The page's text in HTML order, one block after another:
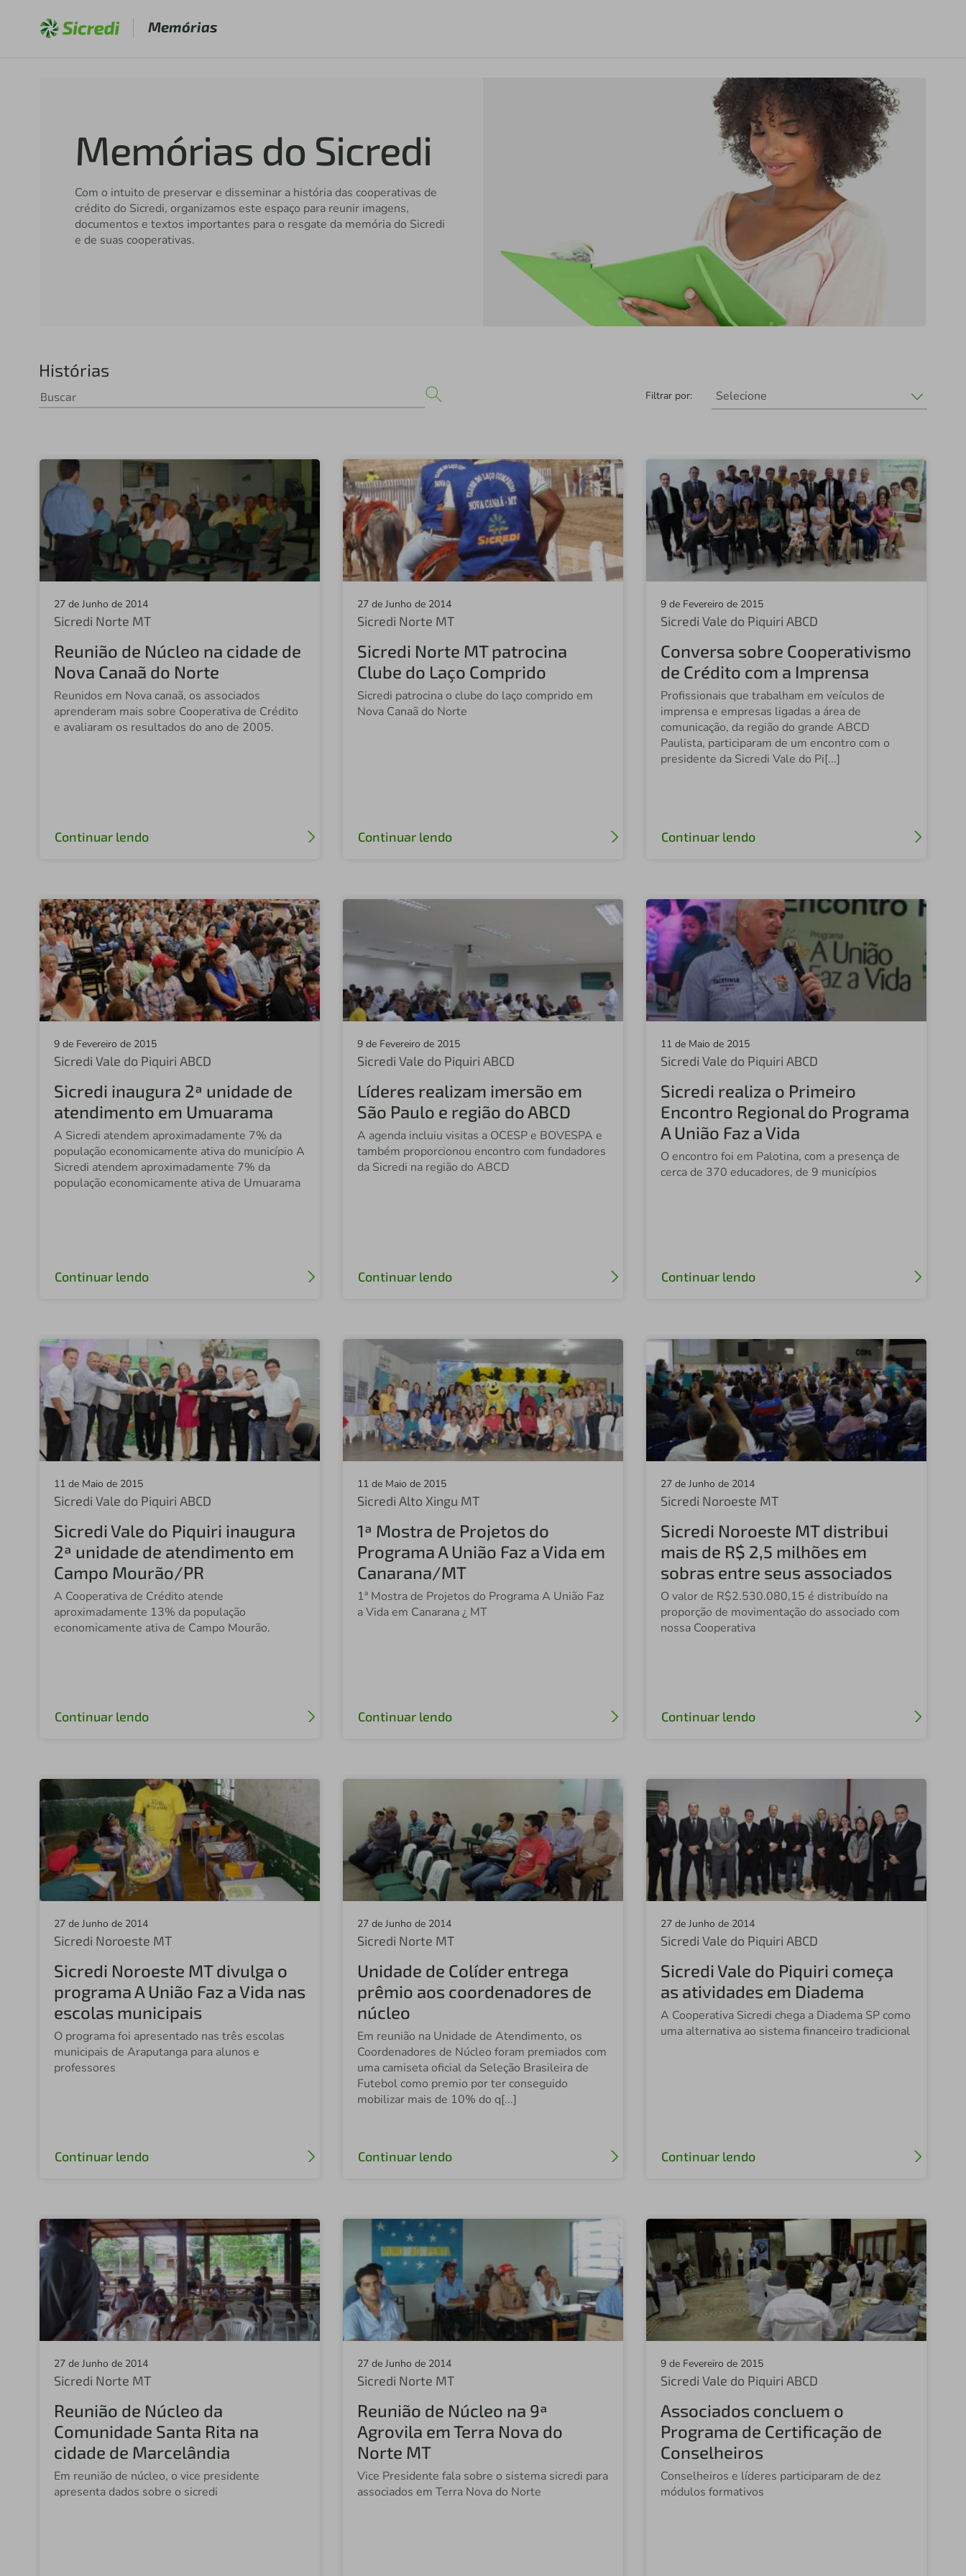
Memórias
Memórias do Sicredi
Com o intuito de preservar e disseminar a história das cooperativas de
crédito do Sicredi, organizamos este espaço para reunir imagens,
documentos e textos importantes para o resgate da memória do Sicredi
e de suas cooperativas.
Histórias
Filtrar por: Selecione
Fundação Sicredi
Sicredi
Sicredi Altos da Serra RS/SC
Central Sicredi PR
Sicredi Campos Gerais
Fundação Sicredi
Sicredi Celeiro
Sicredi Celeiro do MT
Sicredi Vale do Piquiri
Sicredi São Cristóvão PR
Sicredi Planalto Médio
Central Sicredi PR
Sicredi Vale do Rio Pardo
Sicredi Saúde Centro Paulista
Sicredi Augusto Pestana
Sicredi Ajuricaba
Sicredi Alta Noroeste
Sicredi Holambra
Sicredi Serrana
Sicredi Nova Alta Paulista
Sicredi Paranapanema
Sicredi Noroeste
Central Sicredi SP
Sicredi Jurídica
Sicredi Oeste SP
Sicredi Costa Oeste
Sicredi Santo Augusto
Sicredi Alta Noroeste SP
Sicredi Jundiaí Sudeste
Sicredi Grande São Paulo
Sicredi FETCOOP
Sicredi Nova Londrina
Sicredi Campo Grande
Sicredi Celeiro Centro Oeste
Sicredi Altos da Serra
Sicredi São Cristóvão
Sicredi Nossa Terra
Sicredi Nova Alta Paulista SP
Sicredi Altos da Serra
Central Sicredi Centro Norte
Sicredi Sudoeste MT
Central Sicredi SP
Sicredi Norte MT
Sicredi Alto Nordeste RS
Sicredi Noroeste SP
Sicredi Univales
Sicredi Centro Norte MT
Sicredi Terceiro Planalto PR
Sicredi Alto Xingu MT
Sicredi Costa Oeste PR
Sicredi Celeiro Centro Oeste MS
27 de Junho de 2014
Sicredi Norte MT
Reunião de Núcleo na cidade de
Nova Canaã do Norte
Reunidos em Nova canaã, os associados
aprenderam mais sobre Cooperativa de Crédito
e avaliaram os resultados do ano de 2005.
Continuar lendo
27 de Junho de 2014
Sicredi Norte MT
Sicredi Norte MT patrocina
Clube do Laço Comprido
Sicredi patrocina o clube do laço comprido em
Nova Canaã do Norte
Continuar lendo
9 de Fevereiro de 2015
Sicredi Vale do Piquiri ABCD
Conversa sobre Cooperativismo
de Crédito com a Imprensa
Profissionais que trabalham em veículos de
imprensa e empresas ligadas a área de
comunicação, da região do grande ABCD
Paulista, participaram de um encontro com o
presidente da Sicredi Vale do Pi[...]
Continuar lendo
9 de Fevereiro de 2015
Sicredi Vale do Piquiri ABCD
Sicredi inaugura 2ª unidade de
atendimento em Umuarama
A Sicredi atendem aproximadamente 7% da
população economicamente ativa do município A
Sicredi atendem aproximadamente 7% da
população economicamente ativa de Umuarama
Continuar lendo
9 de Fevereiro de 2015
Sicredi Vale do Piquiri ABCD
Líderes realizam imersão em
São Paulo e região do ABCD
A agenda incluiu visitas a OCESP e BOVESPA e
também proporcionou encontro com fundadores
da Sicredi na região do ABCD
Continuar lendo
11 de Maio de 2015
Sicredi Vale do Piquiri ABCD
Sicredi realiza o Primeiro
Encontro Regional do Programa
A União Faz a Vida
O encontro foi em Palotina, com a presença de
cerca de 370 educadores, de 9 municípios
Continuar lendo
11 de Maio de 2015
Sicredi Vale do Piquiri ABCD
Sicredi Vale do Piquiri inaugura
2ª unidade de atendimento em
Campo Mourão/PR
A Cooperativa de Crédito atende
aproximadamente 13% da população
economicamente ativa de Campo Mourão.
Continuar lendo
11 de Maio de 2015
Sicredi Alto Xingu MT
1ª Mostra de Projetos do
Programa A União Faz a Vida em
Canarana/MT
1ª Mostra de Projetos do Programa A União Faz
a Vida em Canarana ¿ MT
Continuar lendo
27 de Junho de 2014
Sicredi Noroeste MT
Sicredi Noroeste MT distribui
mais de R$ 2,5 milhões em
sobras entre seus associados
O valor de R$2.530.080,15 é distribuído na
proporção de movimentação do associado com
nossa Cooperativa
Continuar lendo
27 de Junho de 2014
Sicredi Noroeste MT
Sicredi Noroeste MT divulga o
programa A União Faz a Vida nas
escolas municipais
O programa foi apresentado nas três escolas
municipais de Araputanga para alunos e
professores
Continuar lendo
27 de Junho de 2014
Sicredi Norte MT
Unidade de Colíder entrega
prêmio aos coordenadores de
núcleo
Em reunião na Unidade de Atendimento, os
Coordenadores de Núcleo foram premiados com
uma camiseta oficial da Seleção Brasileira de
Futebol como premio por ter conseguido
mobilizar mais de 10% do q[...]
Continuar lendo
27 de Junho de 2014
Sicredi Vale do Piquiri ABCD
Sicredi Vale do Piquiri começa
as atividades em Diadema
A Cooperativa Sicredi chega a Diadema SP como
uma alternativa ao sistema financeiro tradicional
Continuar lendo
27 de Junho de 2014
Sicredi Norte MT
Reunião de Núcleo da
Comunidade Santa Rita na
cidade de Marcelândia
Em reunião de núcleo, o vice presidente
apresenta dados sobre o sicredi
27 de Junho de 2014
Sicredi Norte MT
Reunião de Núcleo na 9ª
Agrovila em Terra Nova do
Norte MT
Vice Presidente fala sobre o sistema sicredi para
associados em Terra Nova do Norte
9 de Fevereiro de 2015
Sicredi Vale do Piquiri ABCD
Associados concluem o
Programa de Certificação de
Conselheiros
Conselheiros e líderes participaram de dez
módulos formativos